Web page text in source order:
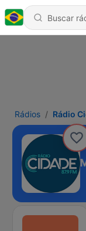
Rádios Rádio
Rádio Cidade